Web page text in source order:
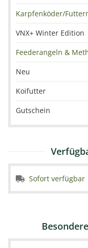
Karpfenköder/
VNX+ Winter Edition
Feederangeln &
Neu
Koifutter
Gutschein
Sofort verfügbar